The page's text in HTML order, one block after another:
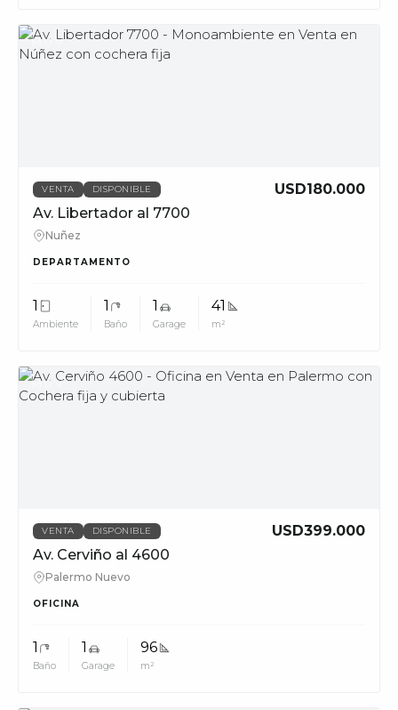
MUV
VENTA DISPONIBLE
USD180.000
Av. Libertador al 7700
Nuñez
DEPARTAMENTO
1
Ambiente
1
Baño
1
Garage
41
m²
MUV
VENTA DISPONIBLE
USD399.000
Av. Cerviño al 4600
Palermo Nuevo
OFICINA
1
Baño
1
Garage
96
m²